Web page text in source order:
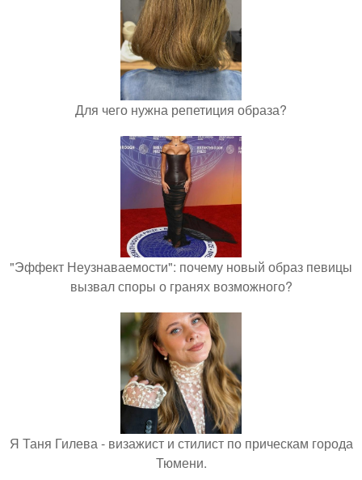
Для чего нужна репетиция образа?
"Эффект Неузнаваемости": почему новый образ певицы
вызвал споры о гранях возможного?
Я Таня Гилева - визажист и стилист по прическам города
Тюмени.